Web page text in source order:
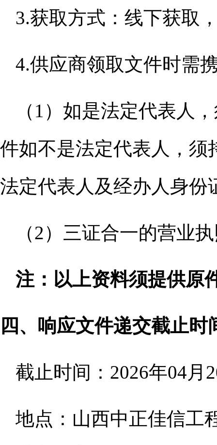
3.获取方式：线下获取
4.供应商领取文件时需
（ 1）如是法定代表人
件如不是法定代表人，须
法定代表人及经办人身份
（2）三证合一的营业
注：以上资料须提供原
四、响应文件递交截止时
截止时间： 2026年04月
地点：山西中正佳信工